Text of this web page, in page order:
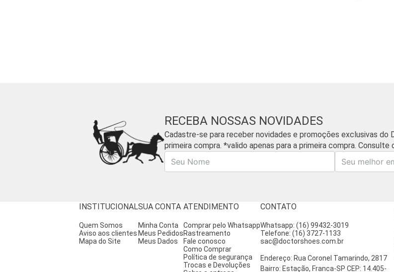
RECEBA NOSSAS NOVIDADES
Cadastre-se para receber novidades e promoções exclusivas do
primeira compra. *valido apenas para a primeira compra. Consulte
Nome
E-mail
INSTITUCIONAL
Quem Somos
Aviso aos clientes
Mapa do Site
SUA CONTA
Minha Conta
Meus Pedidos
Meus Dados
ATENDIMENTO
Comprar pelo Whatsapp
Rastreamento
Fale conosco
Como Comprar
Política de segurança
Trocas e Devoluções
CONTATO
Whatsapp: (16) 99432-3019
Telefone: (16) 3727-1133
sac@doctorshoes.com.br
Endereço: Rua Coronel Tamarindo, 2817
Bairro: Estação, Franca-SP CEP: 14.405-